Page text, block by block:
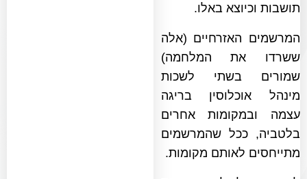
תושבות וכיוצא באלו.
המרשמים האזרחיים (אלה
ששרדו את המלחמה)
שמורים בשתי לשכות
מינהל אוכלוסין בריגה
עצמה ובמקומות אחרים
בלטביה, ככל שהמרשמים
מתייחסים לאותם מקומות.